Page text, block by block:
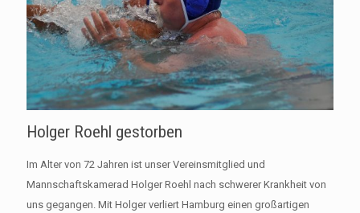
Holger Roehl gestorben
Im Alter von 72 Jahren ist unser Vereinsmitglied und
Mannschaftskamerad Holger Roehl nach schwerer Krankheit von
uns gegangen. Mit Holger verliert Hamburg einen großartigen